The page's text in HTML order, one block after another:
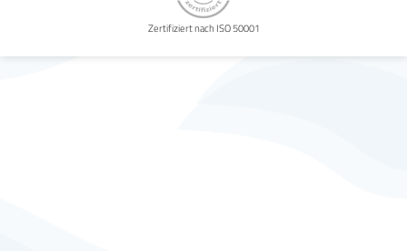
Zertifiziert nach ISO 50001